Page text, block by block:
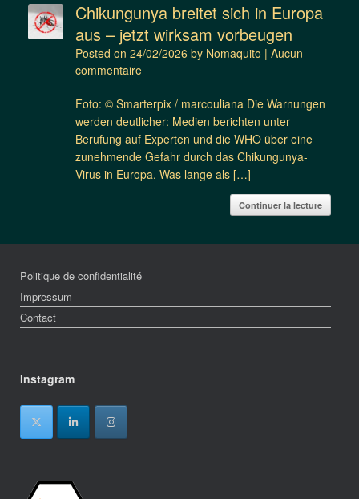
Chikungunya breitet sich in Europa
aus – jetzt wirksam vorbeugen
Posted on 24/02/2026 by Nomaquito | Aucun
commentaire
Foto: © Smarterpix / marcouliana Die Warnungen
werden deutlicher: Medien berichten unter
Berufung auf Experten und die WHO über eine
zunehmende Gefahr durch das Chikungunya-
Virus in Europa. Was lange als […]
Continuer la lecture
Politique de confidentialité
Impressum
Contact
Instagram